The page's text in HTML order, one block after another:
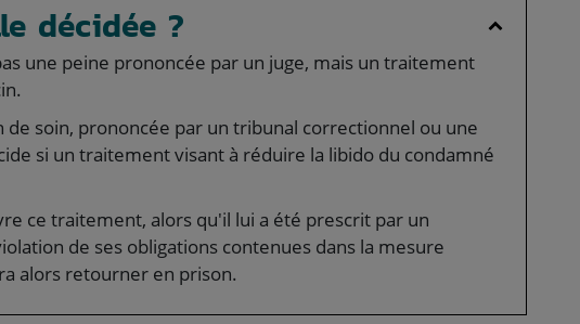
décidée ?
une peine prononcée par un juge, mais un traitement
de soin, prononcée par un tribunal correctionnel ou une
si un traitement visant à réduire la libido du condamné
ce traitement, alors qu'il lui a été prescrit par un
de ses obligations contenues dans la mesure
alors retourner en prison.